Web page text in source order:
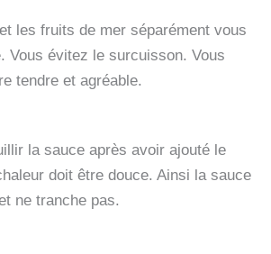
les fruits de mer séparément vous
Vous évitez le surcuisson. Vous
tendre et agréable.
la sauce après avoir ajouté le
doit être douce. Ainsi la sauce
ne tranche pas.